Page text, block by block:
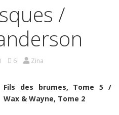
/
6 Zina
Fils des brumes, Tome 5 /
Wax & Wayne, Tome 2